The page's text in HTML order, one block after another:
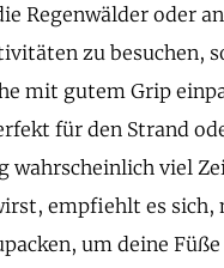
Regenwälder oder
zu besuchen,
mit gutem Grip
für den Strand
wahrscheinlich viel
empfiehlt es sich,
um deine